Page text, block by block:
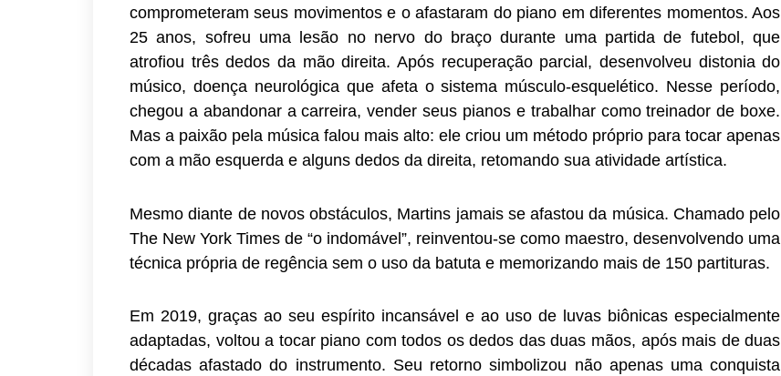
comprometeram seus movimentos e o afastaram do piano em diferentes momentos. Aos
25 anos, sofreu uma lesão no nervo do braço durante uma partida de futebol, que
atrofiou três dedos da mão direita. Após recuperação parcial, desenvolveu distonia do
músico, doença neurológica que afeta o sistema músculo-esquelético. Nesse período,
chegou a abandonar a carreira, vender seus pianos e trabalhar como treinador de boxe.
Mas a paixão pela música falou mais alto: ele criou um método próprio para tocar apenas
com a mão esquerda e alguns dedos da direita, retomando sua atividade artística.
Mesmo diante de novos obstáculos, Martins jamais se afastou da música. Chamado pelo
The New York Times de “o indomável”, reinventou-se como maestro, desenvolvendo uma
técnica própria de regência sem o uso da batuta e memorizando mais de 150 partituras.
Em 2019, graças ao seu espírito incansável e ao uso de luvas biônicas especialmente
adaptadas, voltou a tocar piano com todos os dedos das duas mãos, após mais de duas
décadas afastado do instrumento. Seu retorno simbolizou não apenas uma conquista